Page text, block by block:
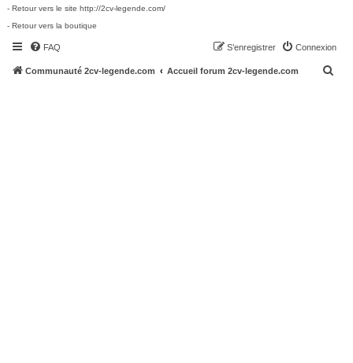
- Retour vers le site http://2cv-legende.com/
- Retour vers la boutique
FAQ Connexion
S’enregistrer
Communauté 2cv-legende.com Accueil forum 2cv-legende.com